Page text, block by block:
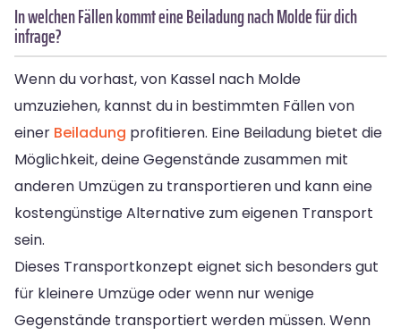
In welchen Fällen kommt eine Beiladung nach Molde für dich
infrage?
Wenn du vorhast, von Kassel nach Molde
umzuziehen, kannst du in bestimmten Fällen von
einer Beiladung profitieren. Eine Beiladung bietet die
Möglichkeit, deine Gegenstände zusammen mit
anderen Umzügen zu transportieren und kann eine
kostengünstige Alternative zum eigenen Transport
sein.
Dieses Transportkonzept eignet sich besonders gut
für kleinere Umzüge oder wenn nur wenige
Gegenstände transportiert werden müssen. Wenn